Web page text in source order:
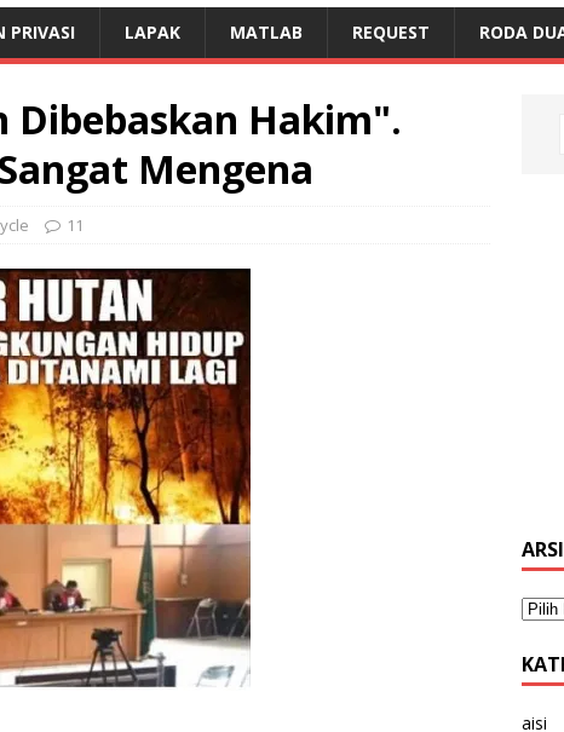
PRIVASI LAPAK MATLAB REQUEST RODA
Hakim".
Mengena
11
aisi